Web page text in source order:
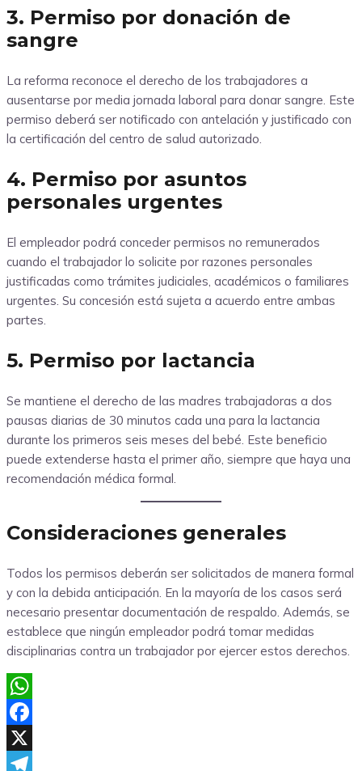
3. Permiso por donación de
sangre
La reforma reconoce el derecho de los trabajadores a
ausentarse por media jornada laboral para donar sangre. Este
permiso deberá ser notificado con antelación y justificado con
la certificación del centro de salud autorizado.
4. Permiso por asuntos
personales urgentes
El empleador podrá conceder permisos no remunerados
cuando el trabajador lo solicite por razones personales
justificadas como trámites judiciales, académicos o familiares
urgentes. Su concesión está sujeta a acuerdo entre ambas
partes.
5. Permiso por lactancia
Se mantiene el derecho de las madres trabajadoras a dos
pausas diarias de 30 minutos cada una para la lactancia
durante los primeros seis meses del bebé. Este beneficio
puede extenderse hasta el primer año, siempre que haya una
recomendación médica formal.
Consideraciones generales
Todos los permisos deberán ser solicitados de manera formal
y con la debida anticipación. En la mayoría de los casos será
necesario presentar documentación de respaldo. Además, se
establece que ningún empleador podrá tomar medidas
disciplinarias contra un trabajador por ejercer estos derechos.
WhatsApp
Facebook
X